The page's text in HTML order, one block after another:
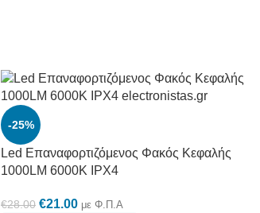
-25%
Led Επαναφορτιζόμενος Φακός Κεφαλής
1000LM 6000K IPX4
€28.00 €21.00 με Φ.Π.Α